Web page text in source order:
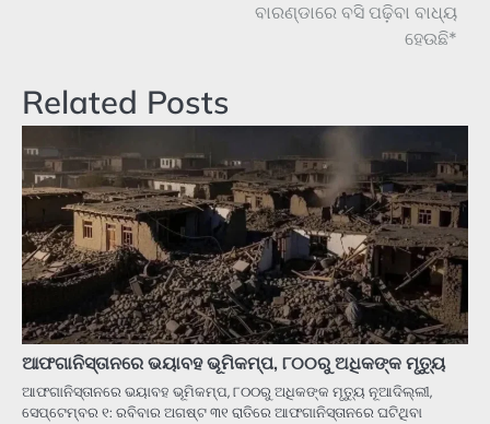
ବାରଣ୍ଡାରେ ବସି ପଢ଼ିବା ବାଧ୍ୟ
ହେଉଛି*
Related Posts
ଆଫଗାନିସ୍ତାନରେ ଭୟାବହ ଭୂମିକମ୍ପ, ୮୦୦ରୁ ଅଧିକଙ୍କ ମୃତ୍ୟୁ
ଆଫଗାନିସ୍ତାନରେ ଭୟାବହ ଭୂମିକମ୍ପ, ୮୦୦ରୁ ଅଧିକଙ୍କ ମୃତ୍ୟୁ ନୂଆଦିଲ୍ଲୀ,
ସେପ୍ଟେମ୍ବର ୧: ରବିବାର ଅଗଷ୍ଟ ୩୧ ରାତିରେ ଆଫଗାନିସ୍ତାନରେ ଘଟିଥିବା